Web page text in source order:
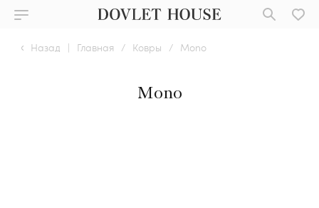
Назад | Главная / Ковры / Mono
Mono